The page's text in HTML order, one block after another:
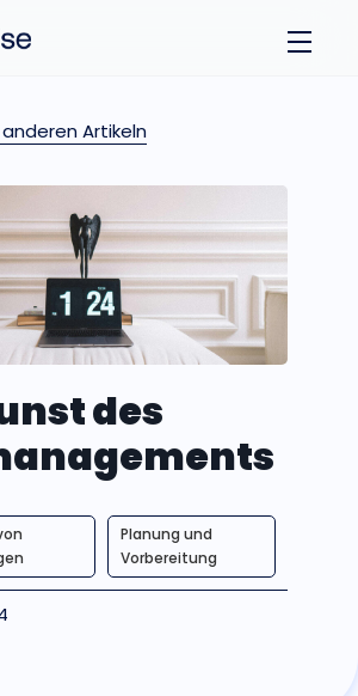
Artikeln
des
Planung und
Vorbereitung